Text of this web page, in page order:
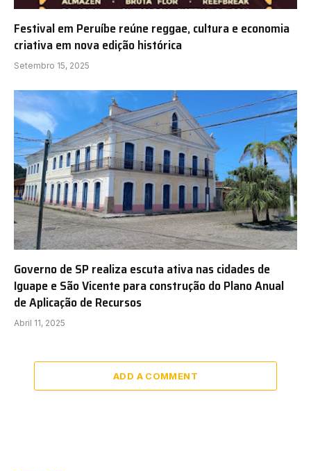
Festival em Peruíbe reúne reggae, cultura e economia
criativa em nova edição histórica
Setembro 15, 2025
Governo de SP realiza escuta ativa nas cidades de
Iguape e São Vicente para construção do Plano Anual
de Aplicação de Recursos
Abril 11, 2025
ADD A COMMENT